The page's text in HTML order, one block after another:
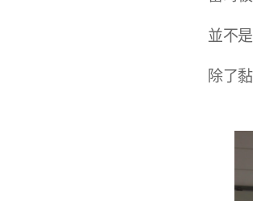
並不
除了